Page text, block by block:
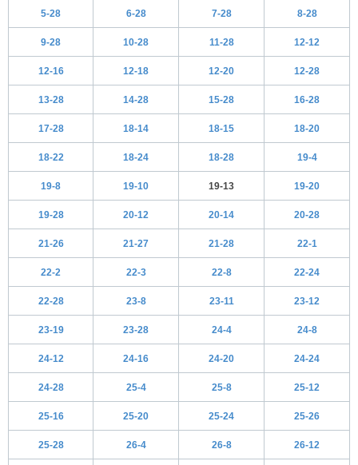
5-28 6-28 7-28 8-28
9-28 10-28 11-28 12-12
12-16 12-18 12-20 12-28
13-28 14-28 15-28 16-28
17-28 18-14 18-15 18-20
18-22 18-24 18-28 19-4
19-8 19-10 19-13 19-20
19-28 20-12 20-14 20-28
21-26 21-27 21-28 22-1
22-2 22-3 22-8 22-24
22-28 23-8 23-11 23-12
23-19 23-28 24-4 24-8
24-12 24-16 24-20 24-24
24-28 25-4 25-8 25-12
25-16 25-20 25-24 25-26
25-28 26-4 26-8 26-12